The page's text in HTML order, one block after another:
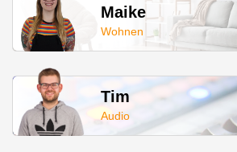
Maike
Wohnen
Tim
Audio